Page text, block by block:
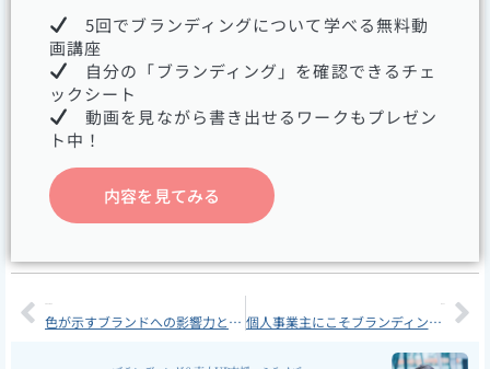
5回でブランディングについて学べる無料動
画講座
自分の「ブランディング」を確認できるチェ
ックシート
動画を見ながら書き出せるワークもプレゼン
ト中！
内容を見てみる
Prev
色が示すブランドへの影響力とは？カラーブランディングがマーケティングにも影響する 個人事業主にこそブランディングをすすめる理由は「選ばれるため」